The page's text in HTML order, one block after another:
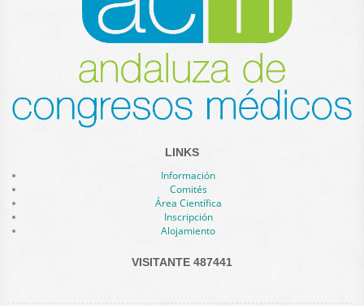
LINKS
Información
Comités
Área Científica
Inscripción
Alojamiento
VISITANTE 487441